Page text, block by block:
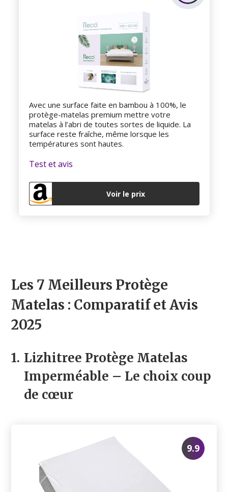
Avec une surface faite en bambou à 100%, le
protège-matelas premium mettre votre
matelas à l’abri de toutes sortes de liquide. La
surface reste fraîche, même lorsque les
températures sont hautes.
Test et avis
Voir le prix
Les 7 Meilleurs Protège
Matelas : Comparatif et Avis
2025
1. Lizhitree Protège Matelas
Imperméable – Le choix coup
de cœur
9.9